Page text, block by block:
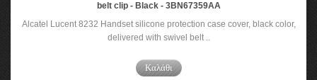
belt clip - Black - 3BN67359AA
Alcatel Lucent 8232 Handset silicone protection case cover, black color,
delivered with swivel belt ..
Καλάθι